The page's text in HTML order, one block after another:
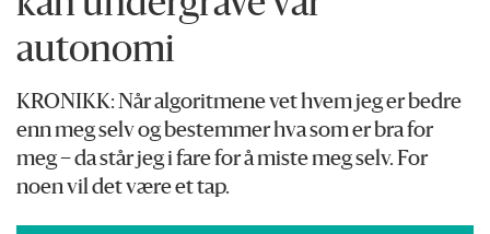
autonomi
KRONIKK: Når algoritmene vet hvem jeg er bedre
enn meg selv og bestemmer hva som er bra for
meg – da står jeg i fare for å miste meg selv. For
noen vil det være et tap.